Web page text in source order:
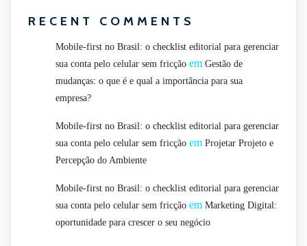
RECENT COMMENTS
Mobile-first no Brasil: o checklist editorial para gerenciar
sua conta pelo celular sem fricção em Gestão de
mudanças: o que é e qual a importância para sua
empresa?
Mobile-first no Brasil: o checklist editorial para gerenciar
sua conta pelo celular sem fricção em Projetar Projeto e
Percepção do Ambiente
Mobile-first no Brasil: o checklist editorial para gerenciar
sua conta pelo celular sem fricção em Marketing Digital:
oportunidade para crescer o seu negócio